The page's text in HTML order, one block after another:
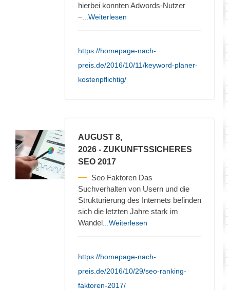
hierbei konnten Adwords-Nutzer
–...Weiterlesen
https://homepage-nach-
preis.de/2016/10/11/keyword-planer-
kostenpflichtig/
AUGUST 8,
2026 - ZUKUNFTSSICHERES
SEO 2017
Seo Faktoren Das
Suchverhalten von Usern und die
Strukturierung des Internets befinden
sich die letzten Jahre stark im
Wandel ...Weiterlesen
https://homepage-nach-
preis.de/2016/10/29/seo-ranking-
faktoren-2017/